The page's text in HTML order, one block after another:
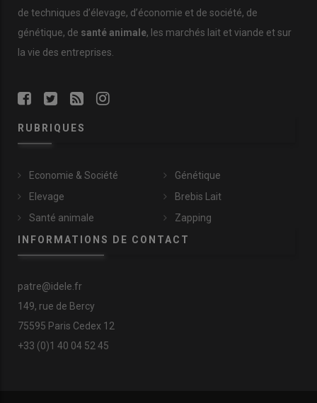
de techniques d’élevage, d’économie et de société, de
génétique, de santé animale, les marchés lait et viande et sur
la vie des entreprises.
RUBRIQUES
Economie & Société
Elevage
Santé animale
Génétique
Brebis Lait
Zapping
INFORMATIONS DE CONTACT
patre@idele.fr
149, rue de Bercy
75595 Paris Cedex 12
+33 (0)1 40 04 52 45